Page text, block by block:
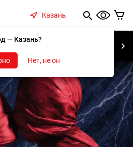
Казань
— Казань?
Нет, не он